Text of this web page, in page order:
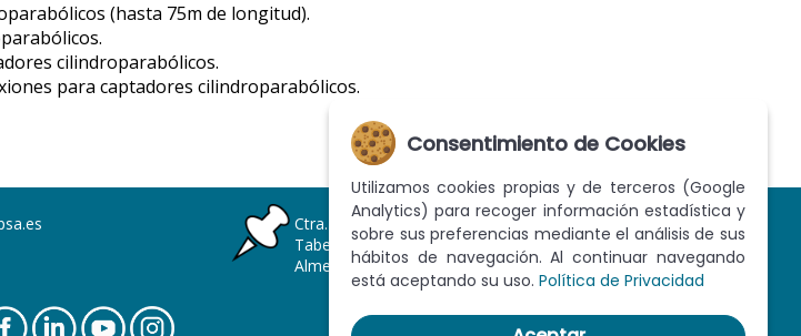
(hasta 75m de longitud).
cilindroparabólicos.
para captadores cilindroparabólicos.
Ctra. de Senés km. 4,5
Tabernas (04200)
Almería
Consentimiento de Cookies
Utilizamos cookies propias y de terceros (Google
Analytics) para recoger información estadística y
sobre sus preferencias mediante el análisis de sus
hábitos de navegación. Al continuar navegando
está aceptando su uso. Política de Privacidad